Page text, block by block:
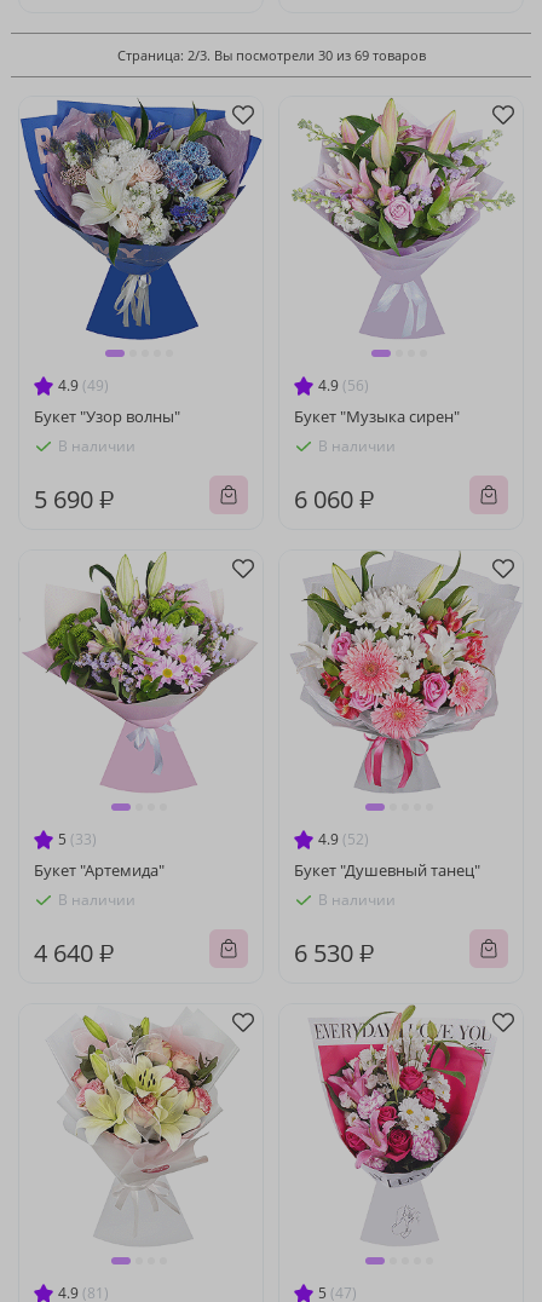
Страница: 2/3. Вы посмотрели 30 из 69 товаров
4.9 (49)
Букет "Узор волны"
В наличии
5 690 ₽
4.9 (56)
Букет "Музыка сирен"
В наличии
6 060 ₽
5 (33)
Букет "Артемида"
В наличии
4 640 ₽
4.9 (52)
Букет "Душевный танец"
В наличии
6 530 ₽
4.9 (81) 5 (47)